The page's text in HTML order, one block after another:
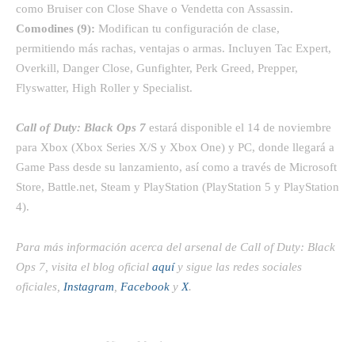
como Bruiser con Close Shave o Vendetta con Assassin.
Comodines (9): Modifican tu configuración de clase,
permitiendo más rachas, ventajas o armas. Incluyen Tac Expert,
Overkill, Danger Close, Gunfighter, Perk Greed, Prepper,
Flyswatter, High Roller y Specialist.
Call of Duty: Black Ops 7 estará disponible el 14 de noviembre
para Xbox (Xbox Series X/S y Xbox One) y PC, donde llegará a
Game Pass desde su lanzamiento, así como a través de Microsoft
Store, Battle.net, Steam y PlayStation (PlayStation 5 y PlayStation
4).
Para más información acerca del arsenal de Call of Duty: Black
Ops 7, visita el blog oficial aquíy sigue las redes sociales
oficiales, Instagram Facebook y X.